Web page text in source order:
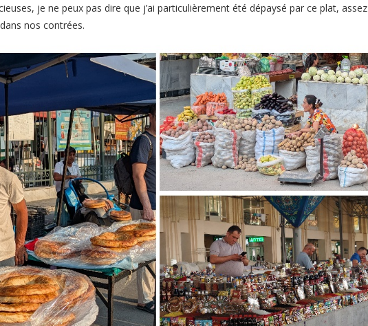
je ne peux pas dire que j’ai particulièrement été dépaysé par ce plat, assez
nos contrées.